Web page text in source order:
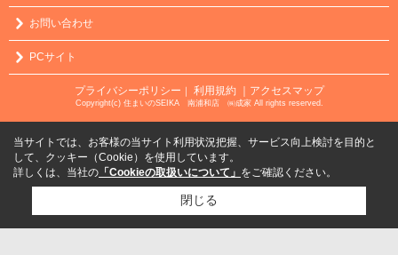
お問い合わせ
PCサイト
プライバシーポリシー ｜ 利用規約 ｜アクセスマップ
Copyright(c) 住まいのSEIKA 南浦和店 ㈱成家 All rights reserved.
当サイトでは、お客様の当サイト利用状況把握、サービス向上検討を目的と
して、クッキー（Cookie）を使用しています。
詳しくは、当社の 「Cookieの取扱いについて」 をご確認ください。
閉じる